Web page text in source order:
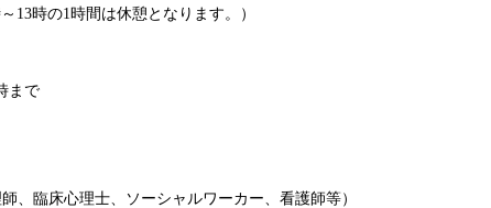
13時の1時間は休憩となります。）
まで
、臨床心理士、ソーシャルワーカー、看護師等）